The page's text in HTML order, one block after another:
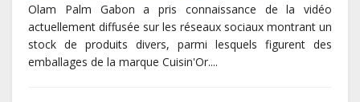
Olam Palm Gabon a pris connaissance de la vidéo
actuellement diffusée sur les réseaux sociaux montrant un
stock de produits divers, parmi lesquels figurent des
emballages de la marque Cuisin'Or....